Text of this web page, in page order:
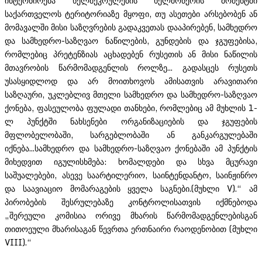
საქართველოს ტერიტორიაზე მყოფი, თუ ასეთები არსებობენ ან
მომავალში მისი საზღვრების გადაკვეთას დააპირებენ, სამხედრო
და სამხედრო-საზღვაო ნაწილების, გუნდების და ჯგუფებისა,
რომლებიც პრეტენზიას აცხადებენ რუსეთის ან მისი ნაწილის
მთავრობის წარმომადგენლის როლზე... გადასცეს რუსეთს
უსასყიდლოდ და არ მოითხოვოს ამისათვის არავითარი
საზღაური, უკლებლივ მთელი სამხედრო და სამხედრო-საზღვაო
ქონება, ფასეულობა ფულადი თანხები, რომლებიც ამ მუხლის 1-
ლ პუნქტში ნახსენები ორგანიზაციების და ჯგუფების
მფლობელობაში, სარგებლობაში ან განკარგულებაში
იქნება...სამხედრო და სამხედრო-საზღვაო ქონებაში ამ პუნქტის
მიხედვით იგულისხმება: ხომალდები და სხვა მცურავი
საშუალებები, ასევე საარტილერიო, საინტენდანტო, საინჟინრო
და საავიაციო მომარაგების ყველა საგნები.(მუხლი V).“ ამ
პირობების შესრულებაზე კონტროლისათვის იქმნებოდა
„შერეული კომისია ორივე მხარის წარმომადგენლებისგან
თითოეული მხარისაგან წევრთა ერთნაირი რაოდენობით (მუხლი
VIII).“